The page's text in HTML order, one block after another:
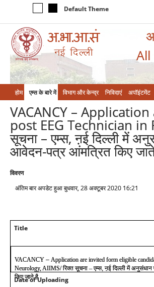
Default Theme
होम एम्‍स के बारे में विभाग और केन्‍द्र निविदाएं अपॉइंटमेंट
VACANCY –
post EEG Technician
सूचना – एम्स, ऩई दिल्ली में
आवेदन-पत्र आंमत्रित किए
विवरण
अंतिम बार अपडेट हुआ बुधवार, 28 अक्टूबर 2020 16:21
Title
VACANCY – Application are invited form eligible
Neurology, AIIMS/रिक्त सूचना–एम्स, ऩई दिल्ली में अनुसंधान
किए जाते है
Date of Uploading